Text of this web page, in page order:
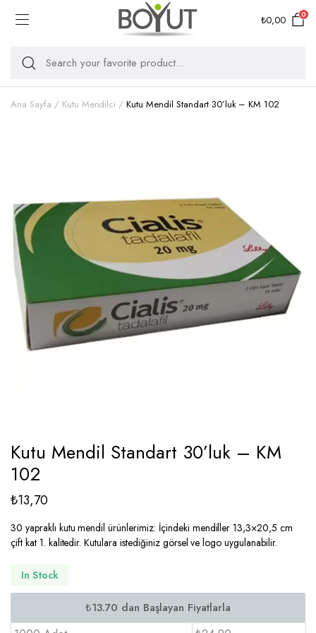
₺0,00 0
Ana Sayfa Kutu Mendilci Kutu Mendil Standart 30’luk – KM 102
Kutu Mendil Standart 30’luk – KM
102
₺13,70
30 yapraklı kutu mendil ürünlerimiz: İçindeki mendiller 13,3×20,5 cm
çift kat 1. kalitedir. Kutulara istediğiniz görsel ve logo uygulanabilir.
In Stock